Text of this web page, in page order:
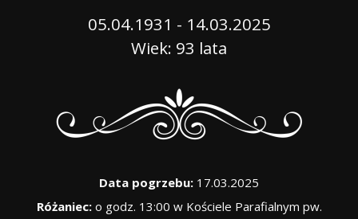
05.04.1931 - 14.03.2025
Wiek: 93 lata
Data pogrzebu: 17.03.2025
Różaniec:o godz. 13:00 w Kościele Parafialnym pw.